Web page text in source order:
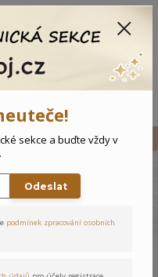
Medvídek
sekce a buďte vždy v
Odeslat
podmínek zpracování osobních